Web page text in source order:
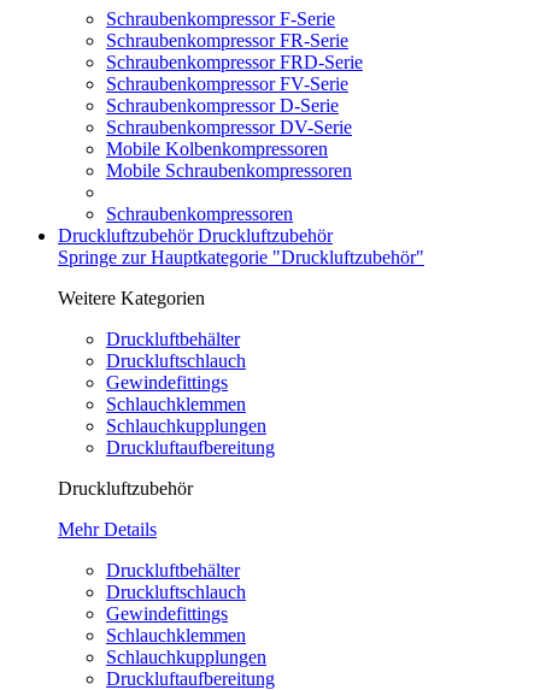
Schraubenkompressor F-Serie
Schraubenkompressor FR-Serie
Schraubenkompressor FRD-Serie
Schraubenkompressor FV-Serie
Schraubenkompressor D-Serie
Schraubenkompressor DV-Serie
Mobile Kolbenkompressoren
Mobile Schraubenkompressoren
Schraubenkompressoren
DruckluftzubehörDruckluftzubehör
Springe zur Hauptkategorie "Druckluftzubehör"
Weitere Kategorien
Druckluftbehälter
Druckluftschlauch
Gewindefittings
Schlauchklemmen
Schlauchkupplungen
Druckluftaufbereitung
Druckluftzubehör
Mehr Details
Druckluftbehälter
Druckluftschlauch
Gewindefittings
Schlauchklemmen
Schlauchkupplungen
Druckluftaufbereitung